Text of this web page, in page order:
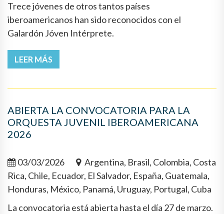
Trece jóvenes de otros tantos países
iberoamericanos han sido reconocidos con el
Galardón Jóven Intérprete.
LEER MÁS
ABIERTA LA CONVOCATORIA PARA LA
ORQUESTA JUVENIL IBEROAMERICANA
2026
03/03/2026
Argentina, Brasil, Colombia, Costa
Rica, Chile, Ecuador, El Salvador, España, Guatemala,
Honduras, México, Panamá, Uruguay, Portugal, Cuba
La convocatoria está abierta hasta el día 27 de marzo.